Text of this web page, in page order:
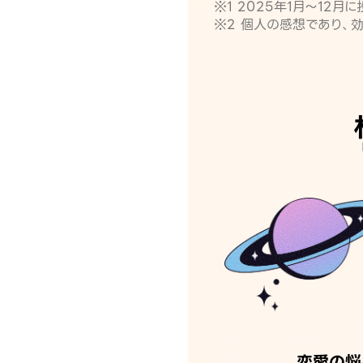
※1 2025年1月〜12月に
※2 個人の感想であり、